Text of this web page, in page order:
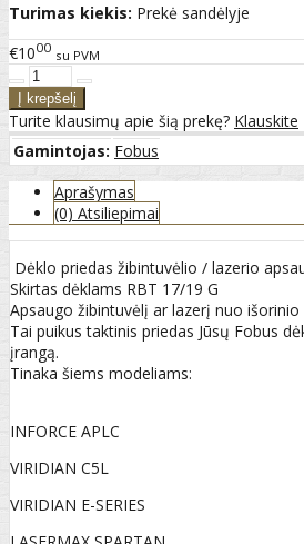
Turimas kiekis: Prekė sandėlyje
€1000 su PVM
Turite klausimų apie šią prekę? Klauskite
Gamintojas: Fobus
Aprašymas
(0) Atsiliepimai
Dėklo priedas žibintuvėlio / lazerio
Skirtas dėklams RBT 17/19 G
Apsaugo žibintuvėlį ar lazerį nuo išorinio
Tai puikus taktinis priedas Jūsų Fobus
įrangą.
Tinaka šiems modeliams:
INFORCE APLC
VIRIDIAN C5L
VIRIDIAN E-SERIES